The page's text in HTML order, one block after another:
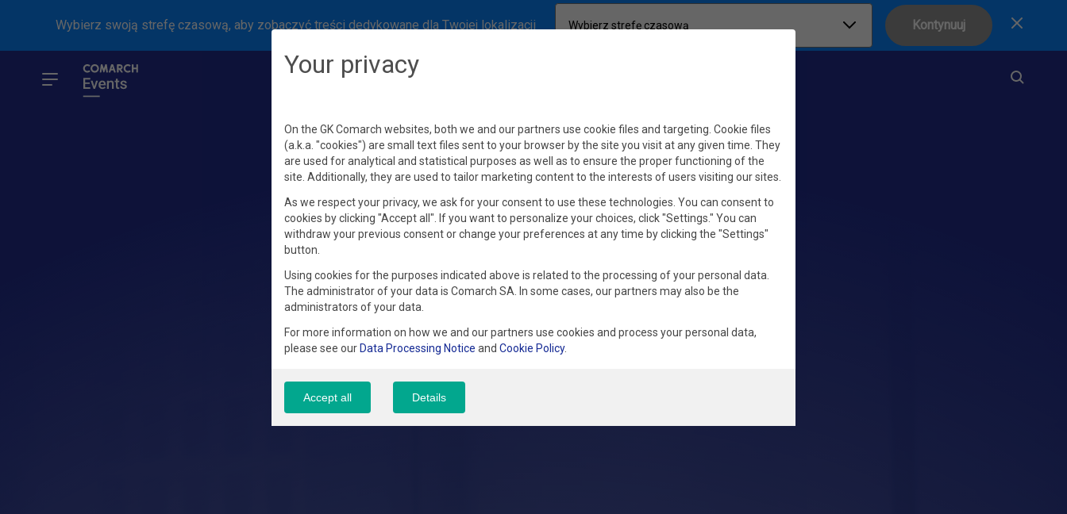
Wybierz swoją strefę czasową, aby zobaczyć treści dedykowane dla Twojej lokalizacji Wybierz strefę czasową Kontynuuj
Your privacy
On the GK Comarch websites, both we and our partners use cookie files and targeting. Cookie files
(a.k.a. "cookies") are small text files sent to your browser by the site you visit at any given time. They
are used for analytical and statistical purposes as well as to ensure the proper functioning of the
site. Additionally, they are used to tailor marketing content to the interests of users visiting our sites.
As we respect your privacy, we ask for your consent to use these technologies. You can consent to
cookies by clicking "Accept all". If you want to personalize your choices, click "Settings." You can
withdraw your previous consent or change your preferences at any time by clicking the "Settings"
button.
Using cookies for the purposes indicated above is related to the processing of your personal data.
The administrator of your data is Comarch SA. In some cases, our partners may also be the
administrators of your data.
For more information on how we and our partners use cookies and process your personal data,
please see our Data Processing Notice and Cookie Policy.
Accept all Details
Zamknij